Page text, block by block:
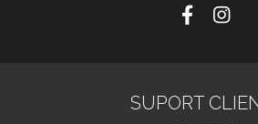
SUPORT